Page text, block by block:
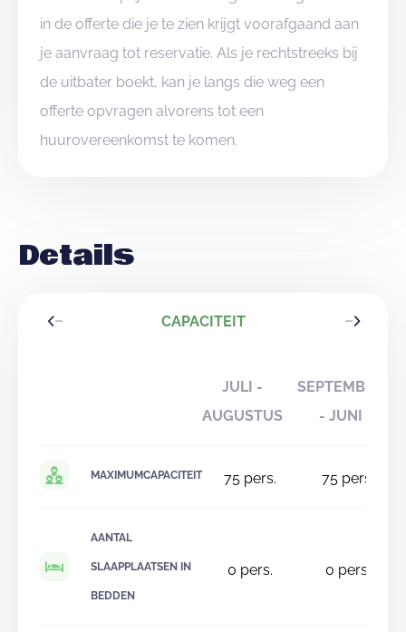
in de offerte die je te zien krijgt voorafgaand aan
je aanvraag tot reservatie. Als je rechtstreeks bij
de uitbater boekt, kan je langs die weg een
offerte opvragen alvorens tot een
huurovereenkomst te komen.
Details
CAPACITEIT
JULI -
AUGUSTUS
SEPTEMBER
- JUNI
MAXIMUMCAPACITEIT 75pers. 75 pers.
AANTAL
SLAAPPLAATSEN IN
BEDDEN
0 pers. 0 pers.